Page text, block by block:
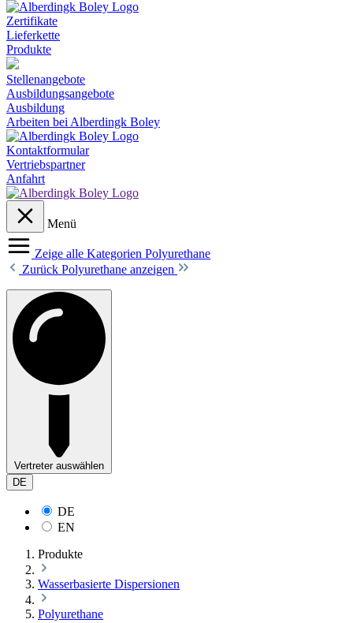
Zertifikate
Lieferkette
Produkte
Stellenangebote
Ausbildungsangebote
Ausbildung
Arbeiten bei Alberdingk Boley
Kontaktformular
Vertriebspartner
Anfahrt
Menü
Zeige alle Kategorien Polyurethane
Zurück Polyurethane anzeigen
Vertreter auswählen
DE
DE
EN
Produkte
Wasserbasierte Dispersionen
Polyurethane